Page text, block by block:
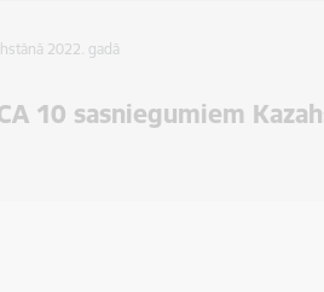
2022. gadā
10 sasniegumiem